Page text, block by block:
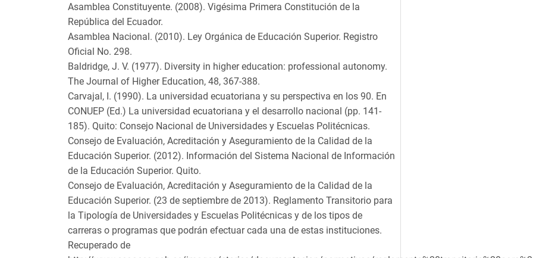
Asamblea Constituyente. (2008). Vigésima Primera Constitución de la
República del Ecuador.
Asamblea Nacional. (2010). Ley Orgánica de Educación Superior. Registro
Oficial No. 298.
Baldridge, J. V. (1977). Diversity in higher education: professional autonomy.
The Journal of Higher Education, 48, 367-388.
Carvajal, I. (1990). La universidad ecuatoriana y su perspectiva en los 90. En
CONUEP (Ed.) La universidad ecuatoriana y el desarrollo nacional (pp. 141-
185). Quito: Consejo Nacional de Universidades y Escuelas Politécnicas.
Consejo de Evaluación, Acreditación y Aseguramiento de la Calidad de la
Educación Superior. (2012). Información del Sistema Nacional de Información
de la Educación Superior. Quito.
Consejo de Evaluación, Acreditación y Aseguramiento de la Calidad de la
Educación Superior. (23 de septiembre de 2013). Reglamento Transitorio para
la Tipología de Universidades y Escuelas Politécnicas y de los tipos de
carreras o programas que podrán efectuar cada una de estas instituciones.
Recuperado de